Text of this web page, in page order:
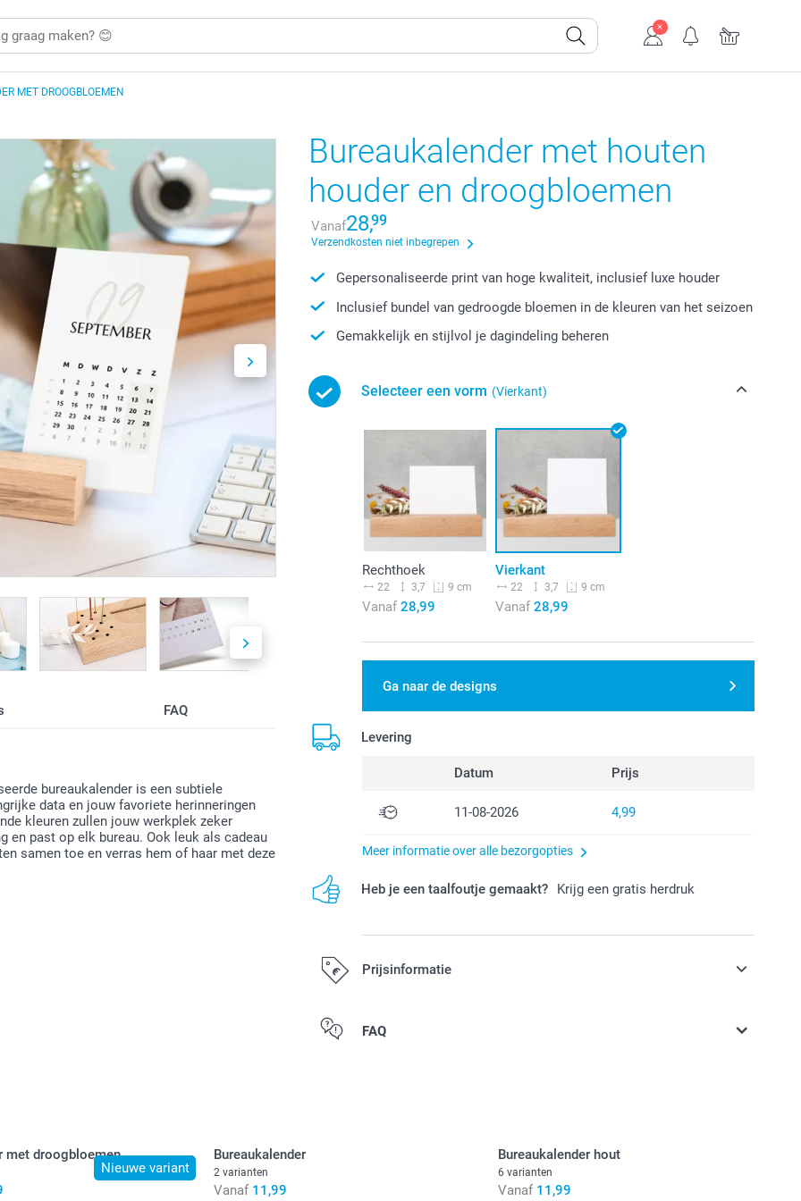
MET DROOGBLOEMEN
FAQ
bureaukalender is een subtiele
data en jouw favoriete herinneringen
kleuren zullen jouw werkplek zeker
en past op elk bureau. Ook leuk als cadeau
samen toe en verras hem of haar met deze
Bureaukalender met houten
houder en droogbloemen
Vanaf28,99
Verzendkosten niet inbegrepen
Gepersonaliseerde print van hoge kwaliteit, inclusief luxe houder
Inclusief bundel van gedroogde bloemen in de kleuren van het seizoen
Gemakkelijk en stijlvol je dagindeling beheren
Selecteer een vorm (Vierkant)
Rechthoek
22 3,7 9 cm
Vanaf 28,99
Vierkant
22 3,7 9 cm
Vanaf 28,99
Ga naar de designs
Levering
Datum Prijs
11-08-2026 4,99
Meer informatie over alle bezorgopties
Heb je een taalfoutje gemaakt? Krijg een gratis herdruk
Prijsinformatie
Alle prijzen zijn in EURO (€) inclusief BTW en exclusief verzendkosten.
FAQ
Nieuwe variant
met droogbloemen Bureaukalender
2 varianten
Vanaf 11,99
Bureaukalender hout
6 varianten
Vanaf 11,99